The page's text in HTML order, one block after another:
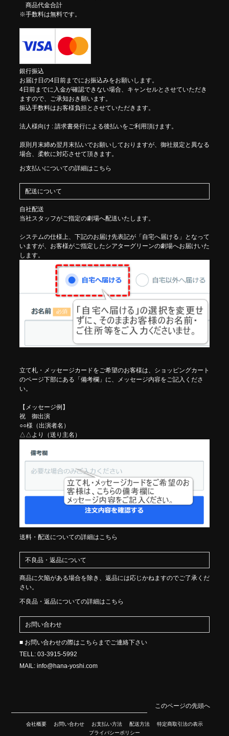
商品代金合計
※手数料は無料です。
銀行振込
お届け日の4日前までにお振込みをお願いします。
4日前までに入金が確認できない場合、キャンセルとさせていただき
ますので、ご承知おき願います。
振込手数料はお客様負担とさせていただきます。
法人様向け : 請求書発行による後払いをご利用頂けます。
原則月末締め翌月末払いでお願いしておりますが、御社規定と異なる
場合、柔軟に対応させて頂きます。
お支払いについての詳細はこちら
配送について
自社配送
当社スタッフがご指定の劇場へ配送いたします。
システムの仕様上、下記のお届け先表記が「自宅へ届ける」となって
いますが、お客様がご指定したシアターグリーンの劇場へお届けいた
します。
立て札・メッセージカードをご希望のお客様は、ショッピングカート
のページ下部にある「備考欄」に、メッセージ内容をご記入くださ
い。
【メッセージ例】
祝 御出演
○○様（出演者名）
△△より（送り主名）
送料・配送についての詳細はこちら
不良品・返品について
商品に欠陥がある場合を除き、返品には応じかねますのでご了承くだ
さい。
不良品・返品についての詳細はこちら
お問い合わせ
■ お問い合わせの際はこちらまでご連絡下さい
TELL: 03-3915-5992
MAIL: info@hana-yoshi.com
このページの先頭へ
会社概要 お問い合わせ お支払い方法 配送方法
特定商取引法の表示
プライバシーポリシー